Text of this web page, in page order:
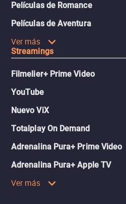
Películas de Romance
Películas de Aventura
Ver más
Streamings
Filmelier+ Prime Video
YouTube
Nuevo ViX
Totalplay On Demand
Adrenalina Pura+ Prime Video
Adrenalina Pura+ Apple TV
Ver más